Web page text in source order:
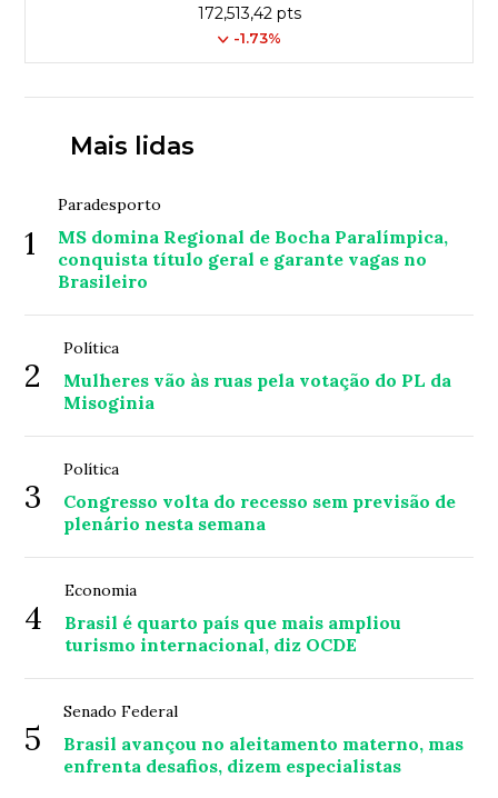
172,513,42 pts
-1.73%
Mais lidas
1
Paradesporto
MS domina Regional de Bocha Paralímpica,
conquista título geral e garante vagas no
Brasileiro
2
Política
Mulheres vão às ruas pela votação do PL da
Misoginia
3
Política
Congresso volta do recesso sem previsão de
plenário nesta semana
4
Economia
Brasil é quarto país que mais ampliou
turismo internacional, diz OCDE
5
Senado Federal
Brasil avançou no aleitamento materno, mas
enfrenta desafios, dizem especialistas